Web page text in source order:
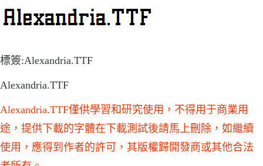
標簽:Alexandria.TTF
Alexandria.TTF
Alexandria.TTF僅供學習和研究使用，不得用于商業用
途，提供下載的字體在下載測試後請馬上刪除，如繼續
使用，應得到作者的許可，其版權歸開發商或其他合法